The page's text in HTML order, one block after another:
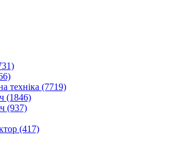
техніка (7719)
(1846)
(937)
(417)